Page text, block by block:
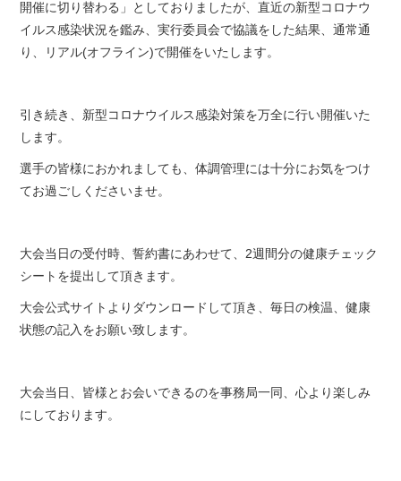
開催に切り替わる」としておりましたが、直近の新型コロナウ
イルス感染状況を鑑み、実行委員会で協議をした結果、通常通
り、リアル(オフライン)で開催をいたします。
引き続き、新型コロナウイルス感染対策を万全に行い開催いた
します。
選手の皆様におかれましても、体調管理には十分にお気をつけ
てお過ごしくださいませ。
大会当日の受付時、誓約書にあわせて、2週間分の健康チェック
シートを提出して頂きます。
大会公式サイトよりダウンロードして頂き、毎日の検温、健康
状態の記入をお願い致します。
大会当日、皆様とお会いできるのを事務局一同、心より楽しみ
にしております。